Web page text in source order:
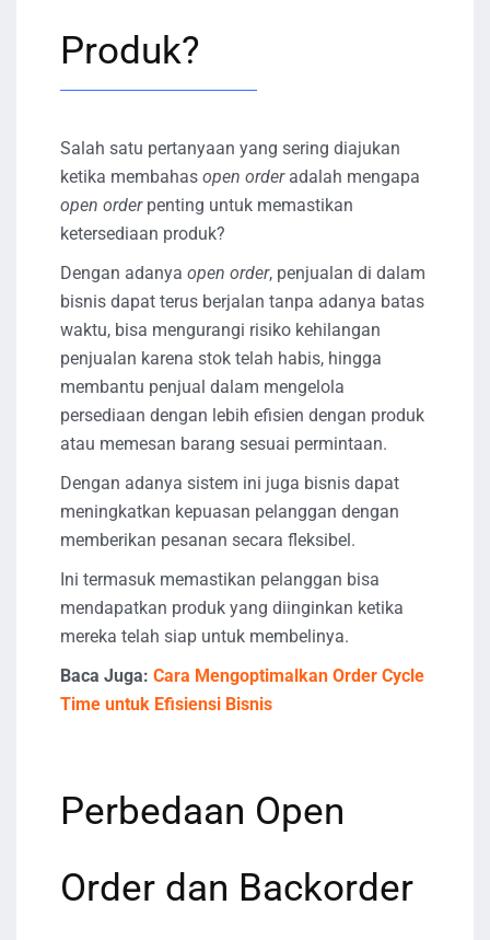
Produk?
Salah satu pertanyaan yang sering diajukan
ketika membahas open order adalah mengapa
open order penting untuk memastikan
ketersediaan produk?
Dengan adanya open order, penjualan di dalam
bisnis dapat terus berjalan tanpa adanya batas
waktu, bisa mengurangi risiko kehilangan
penjualan karena stok telah habis, hingga
membantu penjual dalam mengelola
persediaan dengan lebih efisien dengan produk
atau memesan barang sesuai permintaan.
Dengan adanya sistem ini juga bisnis dapat
meningkatkan kepuasan pelanggan dengan
memberikan pesanan secara fleksibel.
Ini termasuk memastikan pelanggan bisa
mendapatkan produk yang diinginkan ketika
mereka telah siap untuk membelinya.
Baca Juga: Cara Mengoptimalkan Order Cycle
Time untuk Efisiensi Bisnis
Perbedaan Open
Order dan Backorder